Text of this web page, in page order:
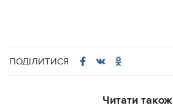
ПОДІЛИТИСЯ
Читати також